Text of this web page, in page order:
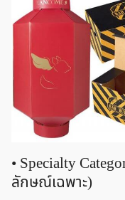
• Specialty
ลักษณ์เฉพาะ)